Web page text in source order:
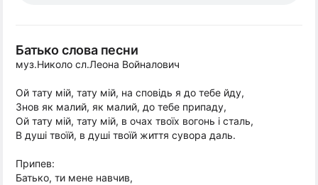
Батько слова песни
муз.Николо сл.Леона Войналович
Ой тату мій, тату мій, на сповідь я до тебе йду,
Знов як малий, як малий, до тебе припаду,
Ой тату мій, тату мій, в очах твоїх вогонь і сталь,
В душі твоїй, в душі твоїй життя сувора даль.
Припев:
Батько, ти мене навчив,